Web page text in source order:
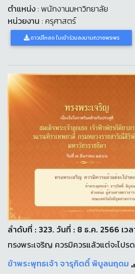
ตำแหน่ง: พนักงานมหาวิทยาลัย
หน่วยงาน : ครุศาสตร์
ดาวน์โหลด ใบเข้าร่วมลงนามถวายพระพร
ลำดับที่ : 323. วันที่ : 8 ธ.ค. 2566 เว
ทรงพระเจริญ ควรมิควรแล้วแต่จะโปร
ข้าพระพุทธเจ้า จารุกิตติ์ พิบูลนฤดม